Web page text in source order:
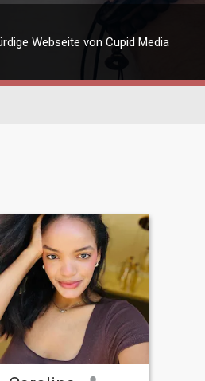
Webseite von Cupid Media